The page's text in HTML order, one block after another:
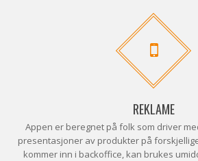
REKLAME
Appen er beregnet på folk som driver
presentasjoner av produkter på
kommer inn i backoffice, kan brukes